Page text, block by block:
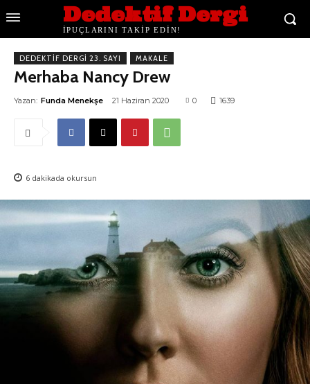
Dedektif Dergi
İPUÇLARINI TAKİP EDİN!
DEDEKTIF DERGI 23. SAYI MAKALE
Merhaba Nancy Drew
Yazan: Funda Menekşe 21 Haziran 2020 0 1639
6 dakikada okursun